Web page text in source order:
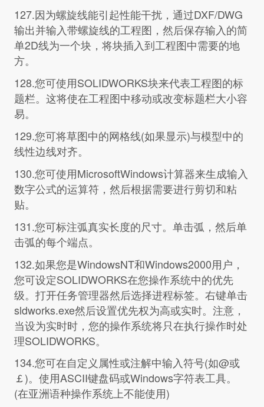
127.因为螺旋线能引起性能干扰，通过DXF/DWG
输出并输入带螺旋线的工程图，然后保存输入的简
单2D线为一个块，将块插入到工程图中需要的地
方。
128.您可使用SOLIDWORKS块来代表工程图的标
题栏。这将使在工程图中移动或改变标题栏大小容
易。
129.您可将草图中的网格线(如果显示)与模型中的
线性边线对齐。
130.您可使用MicrosoftWindows计算器来生成输入
数字公式的运算符，然后根据需要进行剪切和粘
贴。
131.您可标注弧真实长度的尺寸。单击弧，然后单
击弧的每个端点。
132.如果您是WindowsNT和Windows2000用户，
您可设定SOLIDWORKS在您操作系统中的优先
级。打开任务管理器然后选择进程标签。右键单击
sldworks.exe然后设置优先权为高或实时。注意，
当设为实时时，您的操作系统将只在执行操作时处
理SOLIDWORKS。
134.您可在自定义属性或注解中输入符号(如@或
￡)。使用ASCII键盘码或Windows字符表工具。
(在亚洲语种操作系统上不能使用)